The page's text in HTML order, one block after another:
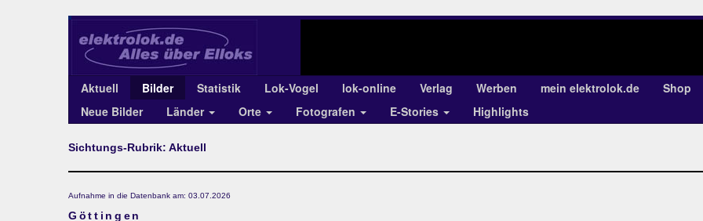
Aktuell Bilder Statistik Lok-Vogel lok-online Verlag Werben mein elektrolok.de
Shop
Neue Bilder
Länder Orte Fotografen E-Stories Highlights
Sichtungs-Rubrik: Aktuell
Aufnahme in die Datenbank am: 03.07.2026
Göttingen